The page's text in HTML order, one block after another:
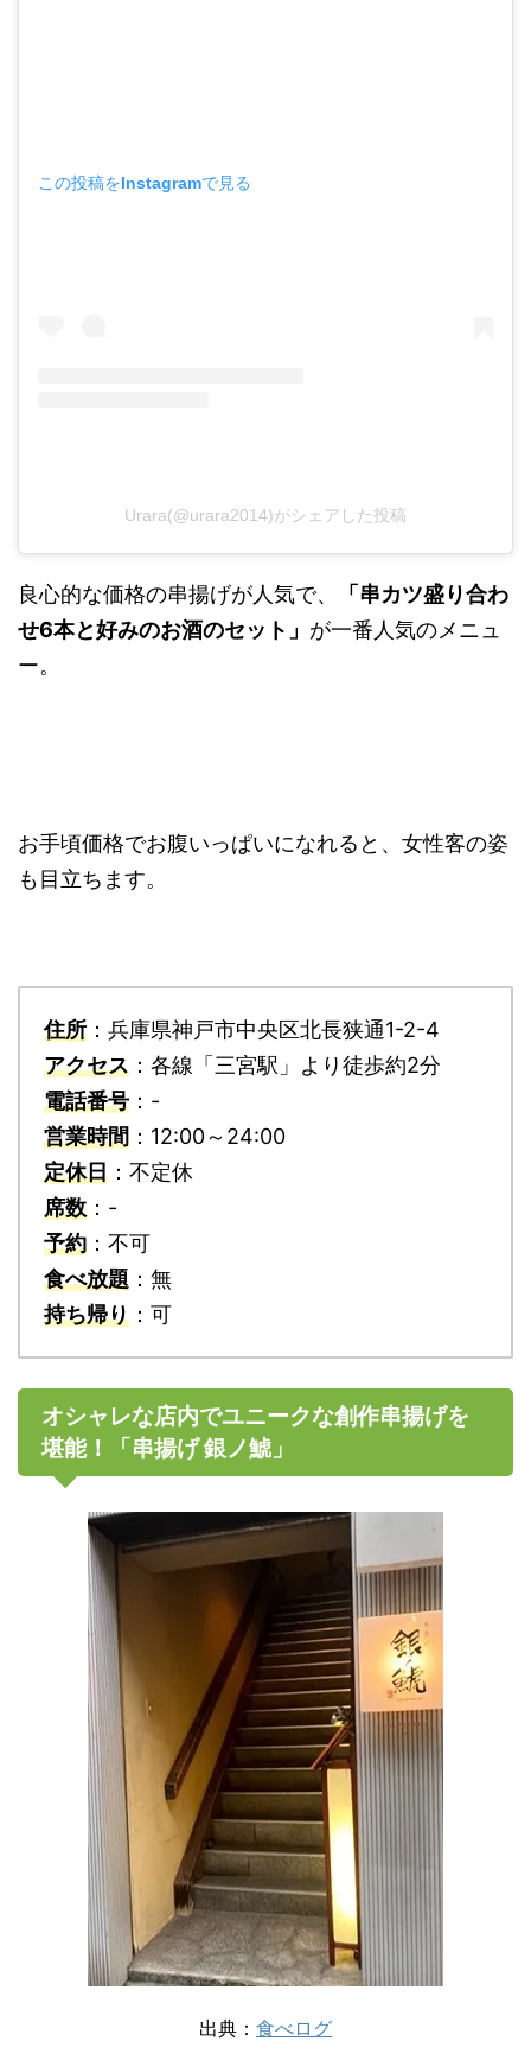
この投稿をInstagramで見る
Urara(@urara2014)がシェアした投稿
良心的な価格の串揚げが人気で、
「串カツ盛り合わ
せ6本と好みのお酒のセット」 が一番人気のメニュ
ー。
お手頃価格でお腹いっぱいになれると、女性客の姿
も目立ちます。
住所 ：兵庫県神戸市中央区北長狭通1-2-4
アクセス ：各線「三宮駅」より徒歩約2分
電話番号 ：-
営業時間 ：12:00～24:00
定休日 ：不定休
席数 ：-
予約 ：不可
食べ放題 ：無
持ち帰り ：可
オシャレな店内でユニークな創作串揚げを
堪能！「串揚げ 銀ノ鯱」
出典： 食べログ